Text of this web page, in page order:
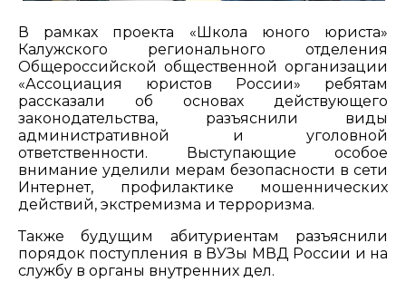
В рамках проекта «Школа юного юриста»
Калужского регионального отделения
Общероссийской общественной организации
«Ассоциация юристов России» ребятам
рассказали об основах действующего
законодательства, разъяснили виды
административной и уголовной
ответственности. Выступающие особое
внимание уделили мерам безопасности в сети
Интернет, профилактике мошеннических
действий, экстремизма и терроризма.
Также будущим абитуриентам разъяснили
порядок поступления в ВУЗы МВД России и на
службу в органы внутренних дел.